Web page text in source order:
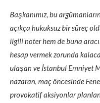
Başkanımız, bu
açıkça hukuksuz bir süreç
ilgili noter hem de buna
hesap vermek zorunda
ulaşan ve İstanbul Emniyet
nazaran, maç öncesinde
provokatif aksiyonlar